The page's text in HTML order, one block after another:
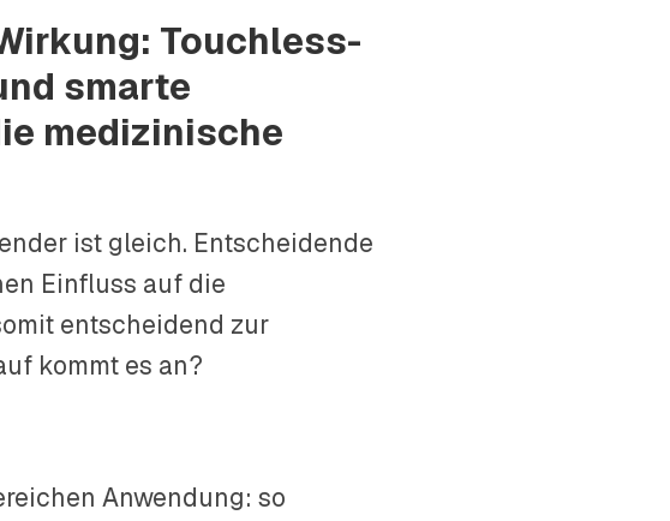
Touchless-
smarte
medizinische
ist gleich. Entscheidende
Einfluss auf die
entscheidend zur
kommt es an?
Anwendung: so